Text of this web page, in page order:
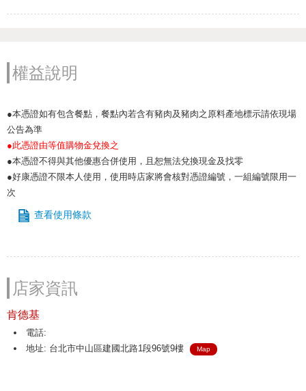
權益說明
●本憑證如有包含餐點，餐點內若含有豬肉及豬肉之原料產地標示請依現場
公告為準
●此憑證由等值購物金兌換之
●本憑證不得與其他優惠合併使用，且恕無法兌換現金及找零
●好康憑證不限本人使用，使用時店家將會核對憑證編號，一組編號限用一
次
查看使用條款
店家資訊
肯德基
電話:
地址: 台北市中山區建國北路1段96號9樓
Map